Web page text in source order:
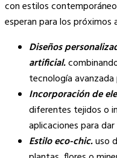
con estilos
esperan para los próximos
Diseños
artificial.
tecnología
Incorporación de
diferentes tejidos o
aplicaciones para
Estilo eco-chic.uso